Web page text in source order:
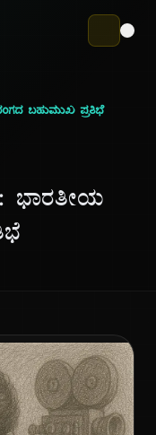
ಬಹುಮುಖ ಪ್ರತಿಭೆ
ಭಾರತೀಯ